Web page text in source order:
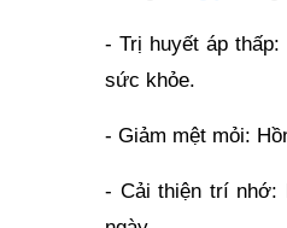
- Trị huyết áp
sức khỏe.
- Giảm mệt mỏi:
- Cải thiện trí nhớ: